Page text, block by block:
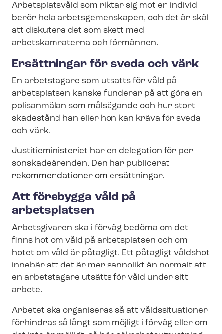
Arbetsplatsvåld som riktar sig mot en individ
berör hela arbetsgemenskapen, och det är skäl
att diskutera det som skett med
arbetskamraterna och förmännen.
Ersättningar för sveda och värk
En arbetstagare som utsatts för våld på
arbetsplatsen kanske funderar på att göra en
polisanmälan som målsägande och hur stort
skadestånd han eller hon kan kräva för sveda
och värk.
Ju­sti­ti­e­mi­ni­s­te­ri­et har en delegation för per­
sonska­deä­ren­den. Den har publicerat
rekommendationer om ersättningar.
Att förebygga våld på
arbetsplatsen
Arbetsgivaren ska i förväg bedöma om det
finns hot om våld på arbetsplatsen och om
hotet om våld är påtagligt. Ett påtagligt våldshot
innebär att det är mer sannolikt än normalt att
en arbetstagare utsätts för våld under sitt
arbete.
Arbetet ska organiseras så att våldssituationer
förhindras så långt som möjligt i förväg eller om